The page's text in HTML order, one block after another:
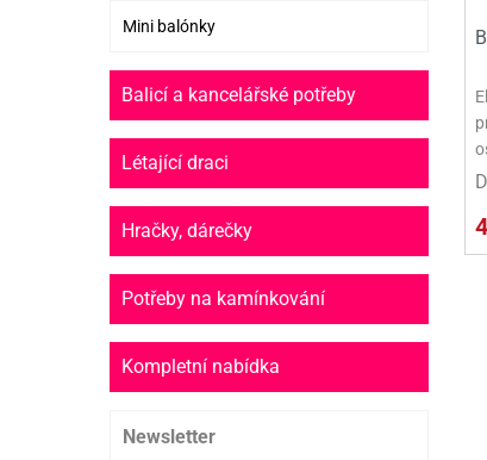
Mini balónky
Balicí a kancelářské potřeby
Létající draci
Hračky, dárečky
Potřeby na kamínkování
Kompletní nabídka
Newsletter